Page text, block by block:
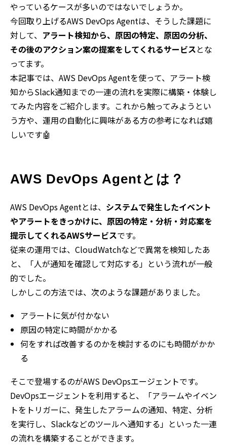
やっているケースが多いのではないでしょうか。
今回取り上げるAWS DevOps Agentは、そうした課題に
対して、 アラート検知から、原因の特定、原因の分析、
その後のアクション案の提案をしてくれるサービスとな
ってます。
本記事では、AWS DevOps Agentを使って、アラート検
知からSlack通知までの一連の流れを実際に構築・体験し
てみた内容をご紹介します。これから触ってみようとい
う方や、運用の自動化に興味がある方の参考になれば嬉
しいです🤖
AWS DevOps Agentとは？
AWS DevOps Agentとは、 システムで発生したイベント
やアラートをきっかけに、原因の特定・分析・対応案を
提示してくれるAWSサービスです。
従来の運用では、CloudWatchなどで異常を検知したあ
と、「人が通知を確認して対応する」という流れが一般
的でした。
しかしこの方法では、次のような課題がありました。
アラートに気が付かない
原因の特定に時間がかかる
何をすれば改善するのかを検討するのにも時間がかか
る
そこで登場するのがAWS DevOpsエージェントです。
DevOpsエージェントを利用すると、「アラームやイベン
トをトリガーに、発生したアラームの通知、特定、分析
を実行し、Slackなどのツールへ通知する」といった一連
の流れを構築することができます。